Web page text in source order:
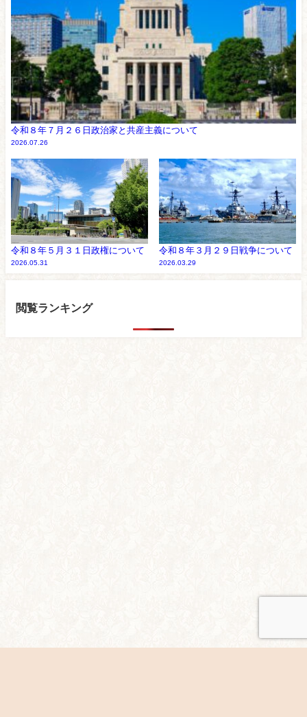
令和８年７月２６日政治家と共産主義について
2026.07.26
令和８年５月３１日政権について
2026.05.31
令和８年３月２９日戦争について
2026.03.29
閲覧ランキング